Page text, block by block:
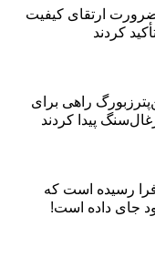
بر ضرورت ارتقای کیفیت
کردند
راهی برای
پیدا کردند
فرا رسیده است که
جای داده است!